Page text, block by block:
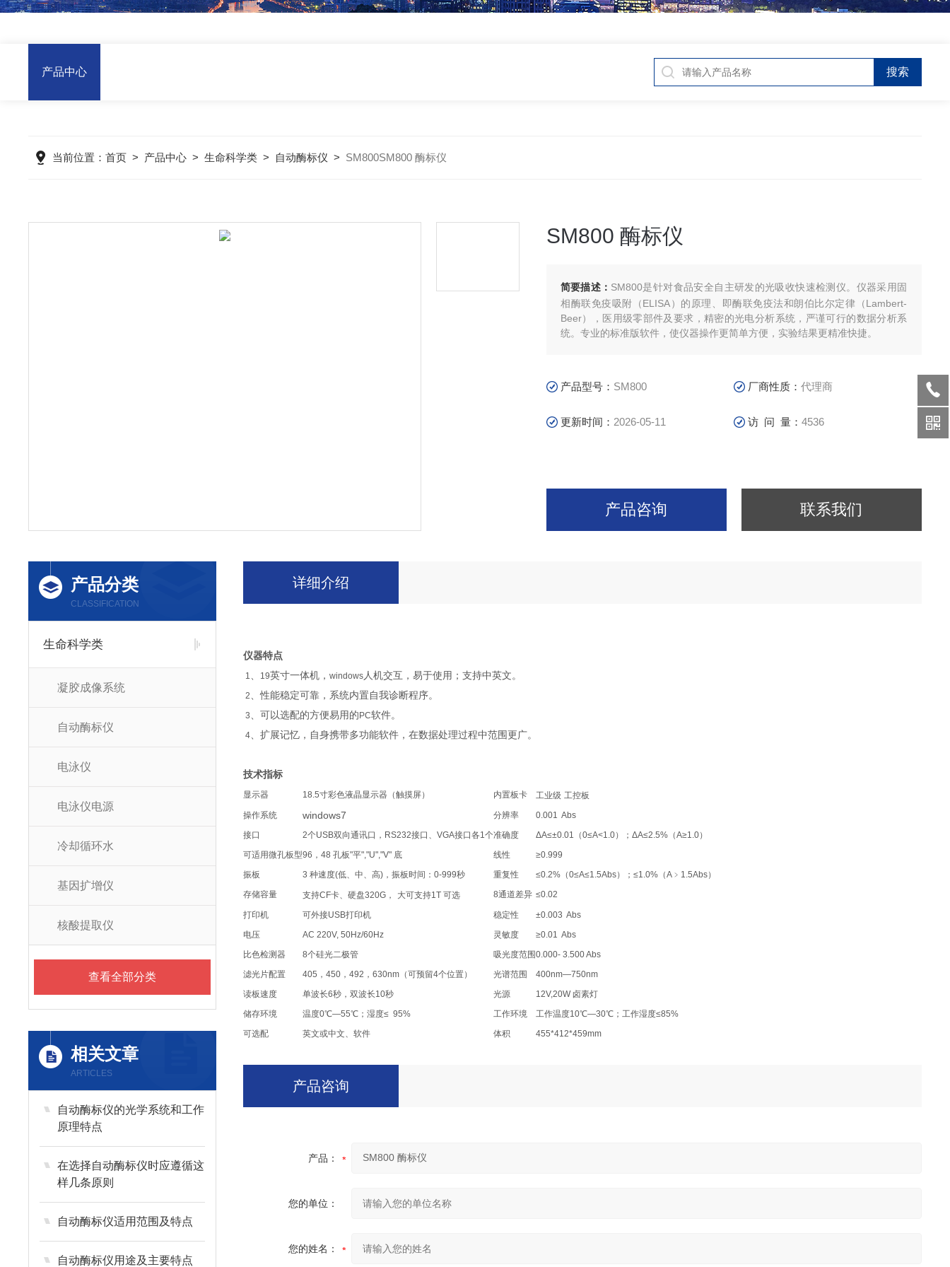
产品中心
当前位置：首页 > 产品中心 >生命科学类 > 自动酶标仪 > SM800SM800 酶标仪
SM800 酶标仪
简要描述： SM800是针对食品安全自主研发的光吸收快速检测仪。仪器采用固
相酶联免疫吸附（ELISA）的原理、即酶联免疫法和朗伯比尔定律（Lambert-
Beer），医用级零部件及要求，精密的光电分析系统，严谨可行的数据分析系
统。专业的标准版软件，使仪器操作更简单方便，实验结果更精准快捷。
产品型号： SM800 厂商性质：代理商
更新时间： 2026-05-11 访 问 量：4536
产品咨询 联系我们
产品分类
CLASSIFICATION
生命科学类
凝胶成像系统
自动酶标仪
电泳仪
电泳仪电源
冷却循环水
基因扩增仪
核酸提取仪
查看全部分类
相关文章
ARTICLES
自动酶标仪的光学系统和工作
原理特点
在选择自动酶标仪时应遵循这
样几条原则
自动酶标仪适用范围及特点
自动酶标仪用途及主要特点
详细介绍
仪器特点
1、 19英寸一体机， windows人机交互，易于使用；支持中英文。
2、性能稳定可靠，系统内置自我诊断程序。
3、可以选配的方便易用的 PC软件。
4、扩展记忆，自身携带多功能软件，在数据处理过程中范围更广。
技术指标
显示器 18.5寸彩色液晶显示器（触摸屏） 内置板卡 工业级 工控板
操作系统
windows7 分辨率
0.001 Abs
接口
2个USB双向通讯口， RS232接口、 VGA接口各1个准确度 ΔA≤±0.01 （0≤A<1.0）； ΔA≤2.5%（A≥1.0）
可适用微孔板型96 ， 48 孔板"平","U","V" 底 线性
≥0.999
振板
3 种速度(低、中、高)，振板时间： 0-999秒 重复性 ≤0.2%（0≤A≤1.5Abs）； ≤1.0%（A﹥ 1.5Abs）
存储容量
支持CF卡、硬盘320G， 大可支持1T 可选 8通道差异 ≤0.02
打印机 可外接USB打印机 稳定性
±0.003 Abs
电压
AC 220V, 50Hz/60Hz 灵敏度
≥0.01 Abs
比色检测器
8个硅光二极管 吸光度范围0.000- 3.500 Abs
滤光片配置
405 ， 450， 492 ， 630nm（可预留4个位置） 光谱范围
400nm—750nm
读板速度
单波长6秒，双波长10秒 光源 12V,20W 卤素灯
储存环境
温度0℃—55℃；湿度≤ 95% 工作环境 工作温度10℃—30℃；工作湿度≤85%
可选配
英文或中文、软件 体积 455*412*459mm
产品咨询
产品：
您的单位：
您的姓名：